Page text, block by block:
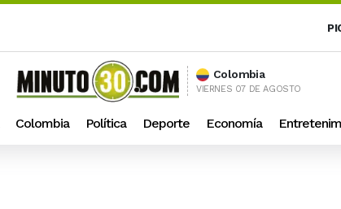
Colombia
VIERNES 07 DE AGOSTO
Colombia Política Deporte Economía